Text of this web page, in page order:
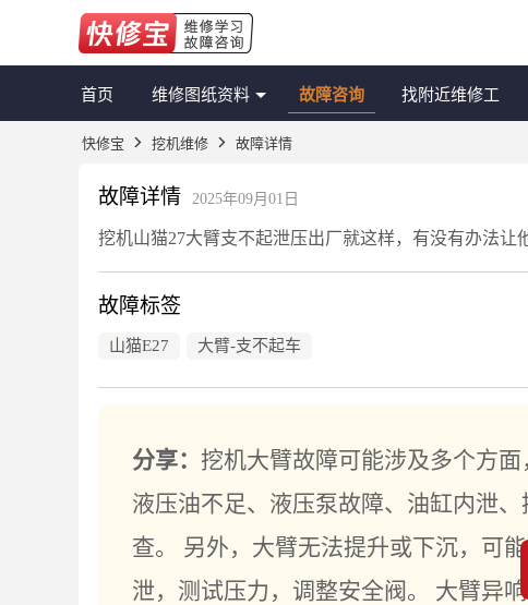
首页 维修图纸资料 故障咨询 找附近维修工
快修宝 挖机维修 故障详情
故障详情 2025年09月01日
挖机山猫27大臂支不起泄压出厂就这样，有没有办法让
故障标签
山猫E27 大臂-支不起车
分享： 挖机大臂故障可能涉及多个方
液压油不足、液压泵故障、油缸内泄
查。 另外，大臂无法提升或下沉，可
泄，测试压力，调整安全阀。 大臂异